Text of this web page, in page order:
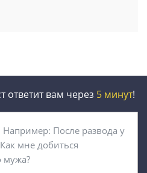
ответит вам через 5 минут!